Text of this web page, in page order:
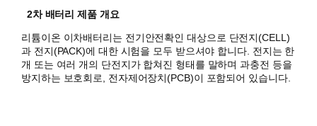
2차 배터리 제품 개요
리튬이온 이차배터리는 전기안전확인 대상으로 단전지(CELL)
과 전지(PACK)에 대한 시험을 모두 받으셔야 합니다. 전지는 한
개 또는 여러 개의 단전지가 합쳐진 형태를 말하며 과충전 등을
방지하는 보호회로, 전자제어장치(PCB)이 포함되어 있습니다.